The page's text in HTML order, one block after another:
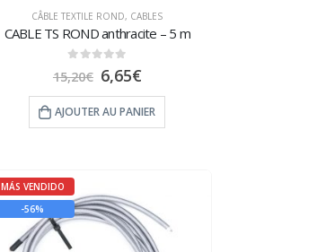
CÂBLE TEXTILE ROND, CABLES
CABLE TS ROND anthracite – 5 m
sur 5
15,20€ 6,65€
AJOUTER AU PANIER
MÁS VENDIDO
-56%